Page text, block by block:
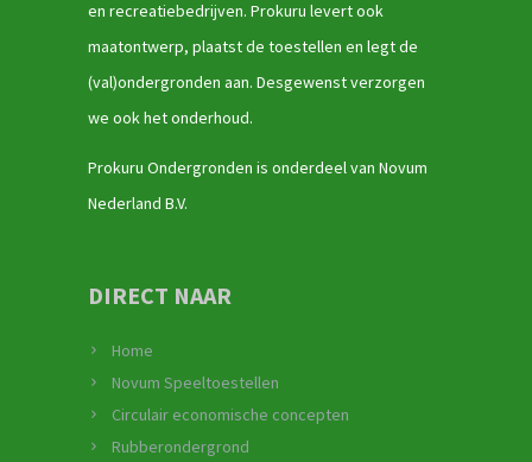
en recreatiebedrijven. Prokuru levert ook
maatontwerp, plaatst de toestellen en legt de
(val)ondergronden aan. Desgewenst verzorgen
we ook het onderhoud.
Prokuru Ondergronden is onderdeel van Novum
Nederland B.V.
DIRECT NAAR
Home
Novum Speeltoestellen
Circulair economische concepten
Rubberondergrond